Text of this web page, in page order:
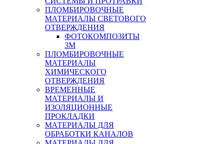
ПЛОМБИРОВОЧНЫЕ
МАТЕРИАЛЫ СВЕТОВОГО
ОТВЕРЖДЕНИЯ
ФОТОКОМПОЗИТЫ
3М
ПЛОМБИРОВОЧНЫЕ
МАТЕРИАЛЫ
ХИМИЧЕСКОГО
ОТВЕРЖДЕНИЯ
ВРЕМЕННЫЕ
МАТЕРИАЛЫ И
ИЗОЛЯЦИОННЫЕ
ПРОКЛАДКИ
МАТЕРИАЛЫ ДЛЯ
ОБРАБОТКИ КАНАЛОВ